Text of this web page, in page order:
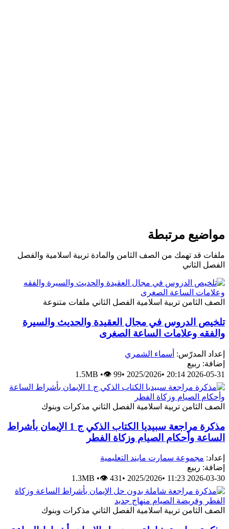
مواضيع مرتبطة
ملفات قد تهمك من الصف الثامن والمادة تربية اسلامية والفصل
الفصل الثاني
الصف الثامن تربية اسلامية الفصل الثاني ملفات متنوعة
تلخيص الدروس في مجال العقيدة والحديث والسيرة
والفقه وعلامات الساعة الصغرى
إعداد المدرّس: أسماء الشمري
إضافة: ربيع
2026-05-31 20:14
•
2025/2026
•
1.5MB •👁 99
الصف الثامن تربية اسلامية الفصل الثاني مذكرات وبنوك
مذكرة مراجعة سبيديا الكتاب الذكي ج 1 الإيمان بأشراط
الساعة وأحكام الصيام وزكاة الفطر
إعداد: مجموعة سمارت مايند التعليمية
إضافة: ربيع
2026-03-30 11:23
•
2025/2026
•
1.3MB •👁 431
الصف الثامن تربية اسلامية الفصل الثاني مذكرات وبنوك